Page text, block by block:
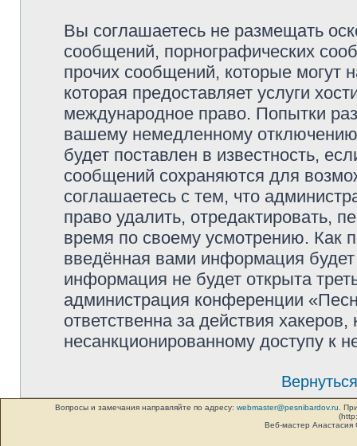
Вы соглашаетесь не размещать
сообщений, порнографических
прочих сообщений, которые могут
которая предоставляет услуги
международное право. Попытки
вашему немедленному
будет поставлен в известность,
сообщений сохраняются для
соглашаетесь с тем, что
право удалить, отредактировать,
время по своему усмотрению. Как
введённая вами информация
информация не будет открыта
администрация конференции
ответственна за действия
несанкционированному доступу к
Вопросы и замечания направляйте по адресу: webmaster@pesnibardov.ru .
Веб-мастер